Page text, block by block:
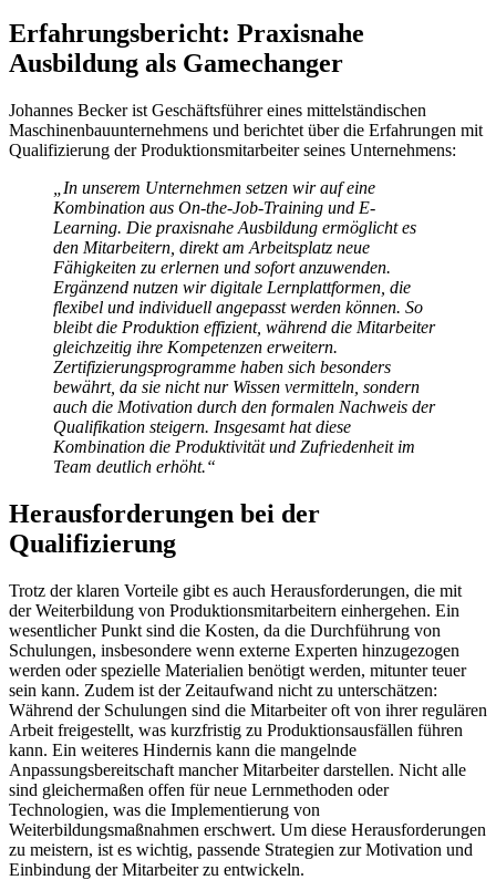
Erfahrungsbericht: Praxisnahe
Ausbildung als Gamechanger
Johannes Becker ist Geschäftsführer eines mittelständischen
Maschinenbauunternehmens und berichtet über die Erfahrungen mit
Qualifizierung der Produktionsmitarbeiter seines Unternehmens:
„In unserem Unternehmen setzen wir auf eine
Kombination aus On-the-Job-Training und E-
Learning. Die praxisnahe Ausbildung ermöglicht es
den Mitarbeitern, direkt am Arbeitsplatz neue
Fähigkeiten zu erlernen und sofort anzuwenden.
Ergänzend nutzen wir digitale Lernplattformen, die
flexibel und individuell angepasst werden können. So
bleibt die Produktion effizient, während die Mitarbeiter
gleichzeitig ihre Kompetenzen erweitern.
Zertifizierungsprogramme haben sich besonders
bewährt, da sie nicht nur Wissen vermitteln, sondern
auch die Motivation durch den formalen Nachweis der
Qualifikation steigern. Insgesamt hat diese
Kombination die Produktivität und Zufriedenheit im
Team deutlich erhöht.“
Herausforderungen bei der
Qualifizierung
Trotz der klaren Vorteile gibt es auch Herausforderungen, die mit
der Weiterbildung von Produktionsmitarbeitern einhergehen. Ein
wesentlicher Punkt sind die Kosten, da die Durchführung von
Schulungen, insbesondere wenn externe Experten hinzugezogen
werden oder spezielle Materialien benötigt werden, mitunter teuer
sein kann. Zudem ist der Zeitaufwand nicht zu unterschätzen:
Während der Schulungen sind die Mitarbeiter oft von ihrer regulären
Arbeit freigestellt, was kurzfristig zu Produktionsausfällen führen
kann. Ein weiteres Hindernis kann die mangelnde
Anpassungsbereitschaft mancher Mitarbeiter darstellen. Nicht alle
sind gleichermaßen offen für neue Lernmethoden oder
Technologien, was die Implementierung von
Weiterbildungsmaßnahmen erschwert. Um diese Herausforderungen
zu meistern, ist es wichtig, passende Strategien zur Motivation und
Einbindung der Mitarbeiter zu entwickeln.